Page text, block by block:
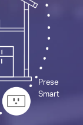
Prese
Smart